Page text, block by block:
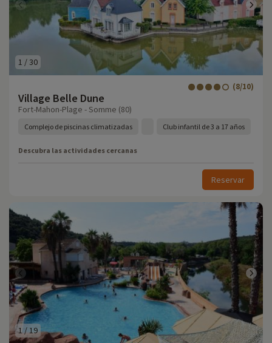
1 /30
Village Belle Dune
(8/10)
Fort-Mahon-Plage - Somme (80)
Complejo de piscinas climatizadas Club infantil de 3 a 17 años
Descubra las actividades cercanas
Reservar
1 /19